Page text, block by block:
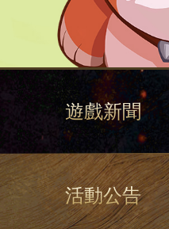
遊戲新聞
活動公告